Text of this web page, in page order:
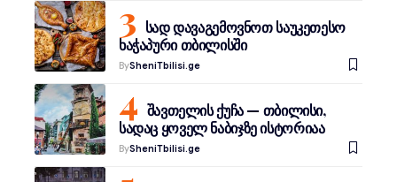
სად დავაგემოვნოთ საუკეთესო
ხაჭაპური თბილისში
BySheniTbilisi.ge
შავთელის ქუჩა — თბილისი,
სადაც ყოველ ნაბიჯზე ისტორიაა
BySheniTbilisi.ge